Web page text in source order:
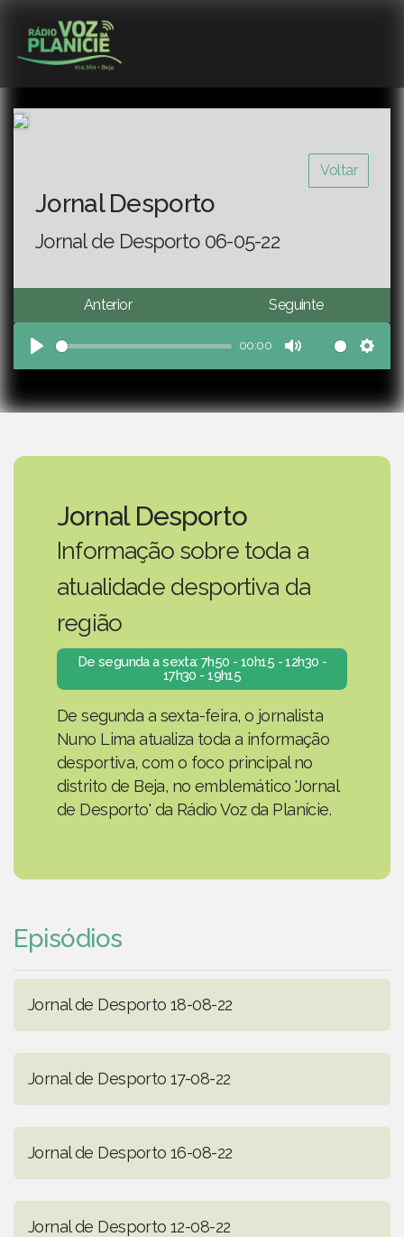
Voltar
Jornal Desporto
Jornal de Desporto 06-05-22
Anterior Seguinte
Play
00:00
Mute
Jornal Desporto
Informação sobre toda a
atualidade desportiva da
região
De segunda a sexta: 7h50 - 10h15 - 12h30 -
17h30 - 19h15
De segunda a sexta-feira, o jornalista
Nuno Lima atualiza toda a informação
desportiva, com o foco principal no
distrito de Beja, no emblemático 'Jornal
de Desporto' da Rádio Voz da Planície.
Episódios
Jornal de Desporto 18-08-22
Jornal de Desporto 17-08-22
Jornal de Desporto 16-08-22
Jornal de Desporto 12-08-22